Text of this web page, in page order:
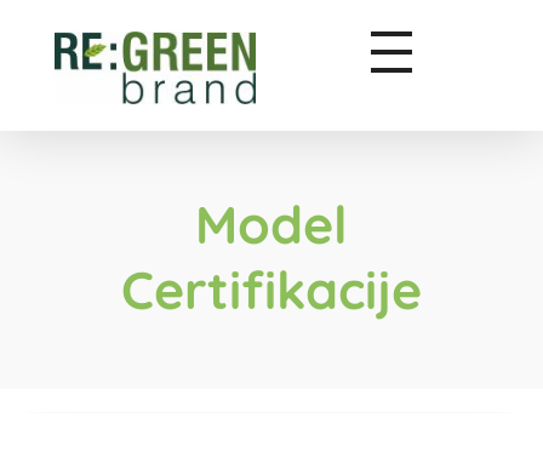
Model
Certifikacije